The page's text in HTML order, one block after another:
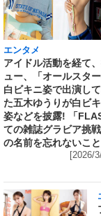
エンタメ
アイドル活動を経て
ュー、「オールスタ
白ビキニ姿で出演し
た五木ゆうりが白ビ
姿などを披露! 「
ての雑誌グラビア挑
の名前を忘れないこと
[2026/